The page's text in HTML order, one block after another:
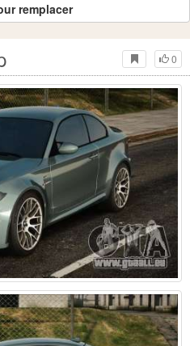
remplacer
0